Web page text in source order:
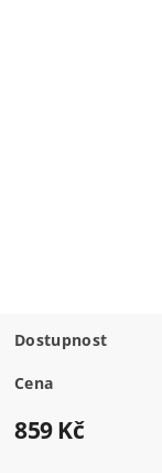
Dostupnost
Cena
859 Kč